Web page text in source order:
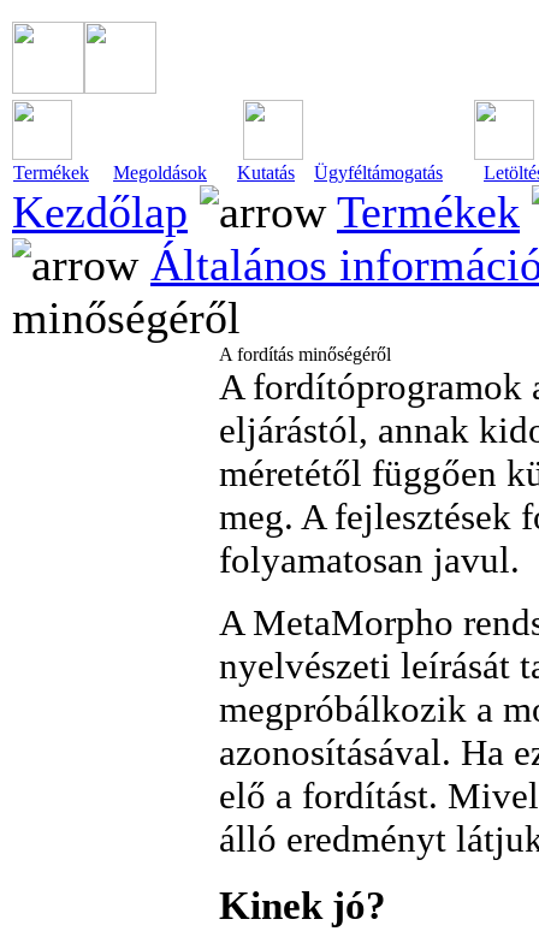
Termékek Megoldások Kutatás Ügyféltámogatás
Kezdőlap
Termékek
Általános
minőségéről
A fordítás minőségéről
A fordítóprogramok
eljárástól, annak
méretétől függően
meg. A fejlesztések
folyamatosan javul.
A MetaMorpho
nyelvészeti leírását
megpróbálkozik a
azonosításával. Ha
elő a fordítást.
álló eredményt
Kinek jó?